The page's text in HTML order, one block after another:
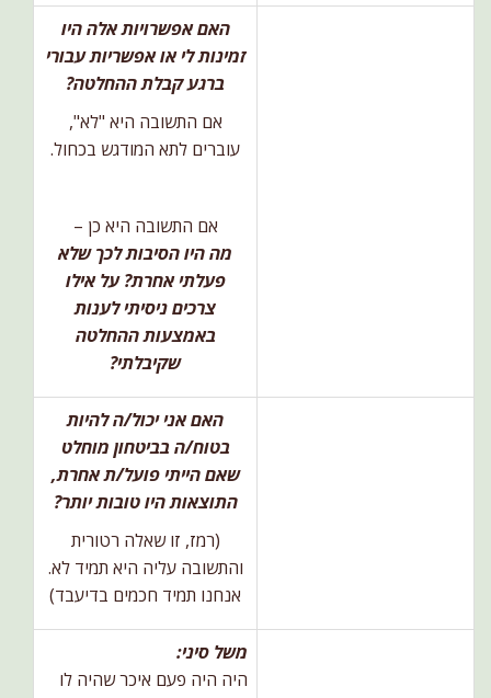
האם אפשרויות אלה היו
זמינות לי או אפשריות עבורי
ברגע קבלת ההחלטה?
אם התשובה היא "לא",
עוברים לתא המודגש בכחול.
אם התשובה היא כן –
מה היו הסיבות לכך שלא
פעלתי אחרת? על אילו
צרכים ניסיתי לענות
באמצעות ההחלטה
שקיבלתי?
האם אני יכול/ה להיות
בטוח/ה בביטחון מוחלט
שאם הייתי פועל/ת אחרת,
התוצאות היו טובות יותר?
(רמז, זו שאלה רטורית
והתשובה עליה היא תמיד לא.
אנחנו תמיד חכמים בדיעבד)
משל סיני:
היה היה פעם איכר שהיה לו